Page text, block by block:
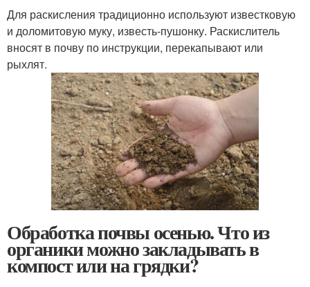
Для раскисления традиционно используют известковую
и доломитовую муку, известь-пушонку. Раскислитель
вносят в почву по инструкции, перекапывают или
рыхлят.
Обработка почвы осенью. Что из
органики можно закладывать в
компост или на грядки?